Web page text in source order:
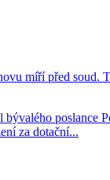
míří před soud.
bývalého poslance
za dotační...